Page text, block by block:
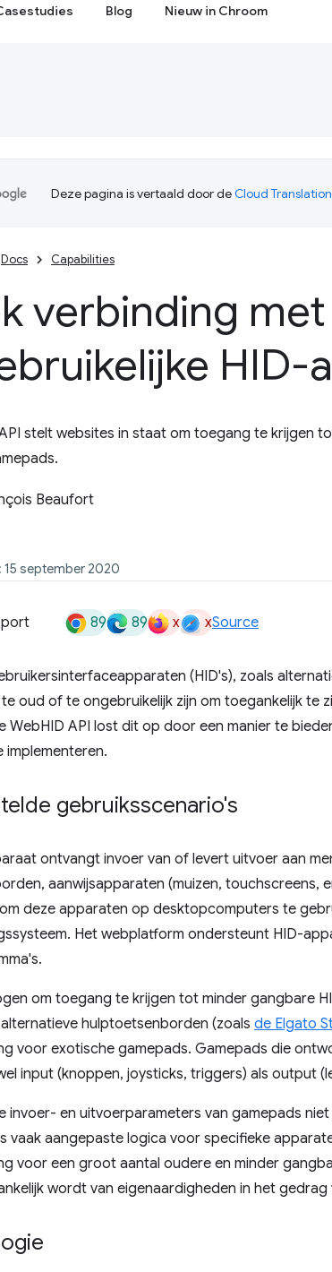
Blog Nieuw in Chroom
Deze pagina is vertaald door deCloud Translation
Docs Capabilities
verbinding met
HID-
stelt websites in staat om toegang te krijgen
Beaufort
september 2020
89 89 x xSource
(HID's), zoals
oud of te ongebruikelijk zijn om toegankelijk te
WebHID API lost dit op door een manier te
implementeren.
gebruiksscenario's
ontvangt invoer van of levert uitvoer aan
aanwijsapparaten (muizen, touchscreens,
deze apparaten op desktopcomputers te
Het webplatform ondersteunt HID-
om toegang te krijgen tot minder gangbare
hulptoetsenborden (zoals de Elgato
voor exotische gamepads. Gamepads die
input (knoppen, joysticks, triggers) als output
invoer- en uitvoerparameters van gamepads
vaak aangepaste logica voor specifieke
voor een groot aantal oudere en minder
wordt van eigenaardigheden in het